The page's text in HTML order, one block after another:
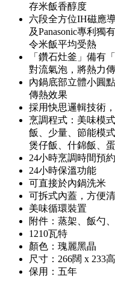
存米飯香醇度
六段全方位IH磁應
及Panasonic專利獨
令米飯平均受熱
「鑽石灶釜」備有
對流氣泡，將熱力
內鍋底部立體小圓
傳熱效果
採用快思邏輯技術
烹調程式：美味模
飯、少量、節能模
煲仔飯、什錦飯、
24小時烹調時間預約
24小時保溫功能
可直接於內鍋洗米
可拆式內蓋，方便
美味循環裝置
附件：蒸架、飯勺
1210瓦特
顏色：瑰麗黑晶
尺寸：266闊 x 233
保用：五年